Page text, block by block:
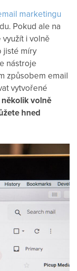
marketingu
Pokud ale na
i volně
jisté míry
nástroje
způsobem email
vytvořené
volně
hned